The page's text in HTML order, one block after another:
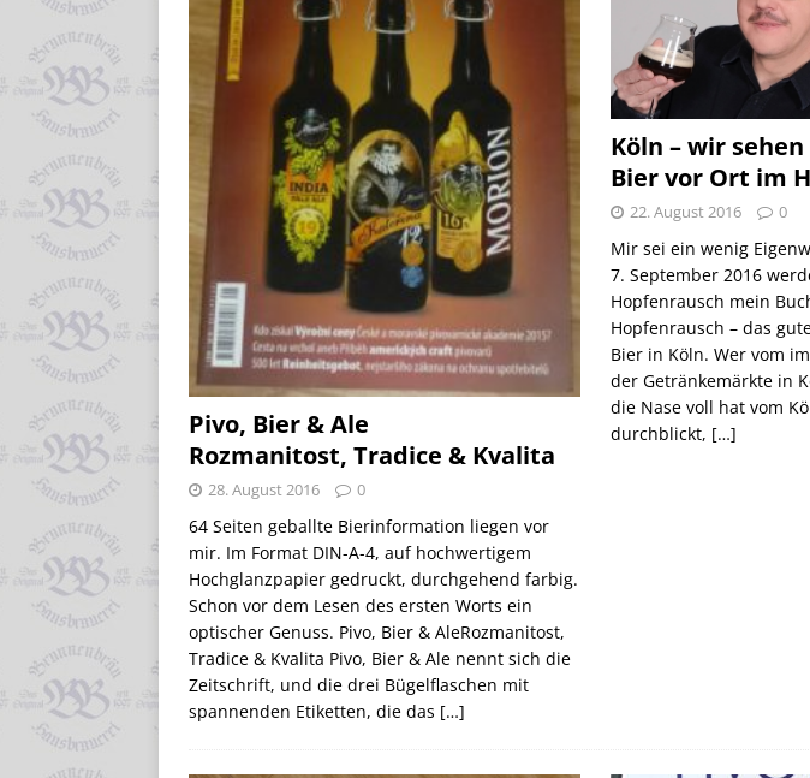
Pivo, Bier & Ale
Rozmanitost, Tradice & Kvalita
28. August 2016 0
64 Seiten geballte Bierinformation liegen vor
mir. Im Format DIN-A-4, auf hochwertigem
Hochglanzpapier gedruckt, durchgehend farbig.
Schon vor dem Lesen des ersten Worts ein
optischer Genuss. Pivo, Bier & AleRozmanitost,
Tradice & Kvalita Pivo, Bier & Ale nennt sich die
Zeitschrift, und die drei Bügelflaschen mit
spannenden Etiketten, die das […]
Köln – wir sehen
Bier vor Ort im
22. August 2016 0
Mir sei ein wenig
7. September 2016
Hopfenrausch mein
Hopfenrausch – das
Bier in Köln. Wer vom
der Getränkemärkte in
die Nase voll hat vom
durchblickt, […]